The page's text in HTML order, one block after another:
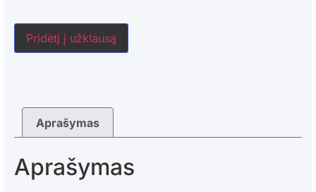
Pridėtį į užklausą
Aprašymas
Aprašymas